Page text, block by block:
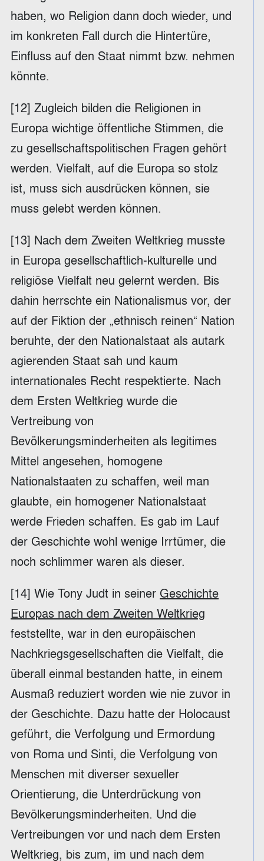
haben, wo Religion dann doch wieder, und
im konkreten Fall durch die Hintertüre,
Einfluss auf den Staat nimmt bzw. nehmen
könnte.
[12] Zugleich bilden die Religionen in
Europa wichtige öffentliche Stimmen, die
zu gesellschaftspolitischen Fragen gehört
werden. Vielfalt, auf die Europa so stolz
ist, muss sich ausdrücken können, sie
muss gelebt werden können.
[13] Nach dem Zweiten Weltkrieg musste
in Europa gesellschaftlich-kulturelle und
religiöse Vielfalt neu gelernt werden. Bis
dahin herrschte ein Nationalismus vor, der
auf der Fiktion der „ethnisch reinen“ Nation
beruhte, der den Nationalstaat als autark
agierenden Staat sah und kaum
internationales Recht respektierte. Nach
dem Ersten Weltkrieg wurde die
Vertreibung von
Bevölkerungsminderheiten als legitimes
Mittel angesehen, homogene
Nationalstaaten zu schaffen, weil man
glaubte, ein homogener Nationalstaat
werde Frieden schaffen. Es gab im Lauf
der Geschichte wohl wenige Irrtümer, die
noch schlimmer waren als dieser.
[14] Wie Tony Judt in seiner Geschichte
Europas nach dem Zweiten Weltkrieg
feststellte, war in den europäischen
Nachkriegsgesellschaften die Vielfalt, die
überall einmal bestanden hatte, in einem
Ausmaß reduziert worden wie nie zuvor in
der Geschichte. Dazu hatte der Holocaust
geführt, die Verfolgung und Ermordung
von Roma und Sinti, die Verfolgung von
Menschen mit diverser sexueller
Orientierung, die Unterdrückung von
Bevölkerungsminderheiten. Und die
Vertreibungen vor und nach dem Ersten
Weltkrieg, bis zum, im und nach dem